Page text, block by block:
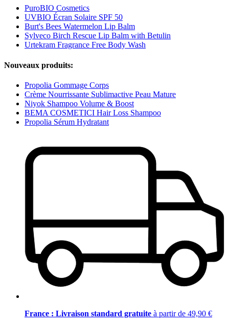
PuroBIO Cosmetics
UVBIO Écran Solaire SPF 50
Burt's Bees Watermelon Lip Balm
Sylveco Birch Rescue Lip Balm with Betulin
Urtekram Fragrance Free Body Wash
Nouveaux produits:
Propolia Gommage Corps
Crème Nourrissante Sublimactive Peau Mature
Niyok Shampoo Volume & Boost
BEMA COSMETICI Hair Loss Shampoo
Propolia Sérum Hydratant
France : Livraison standard gratuite à partir de 49,90 €